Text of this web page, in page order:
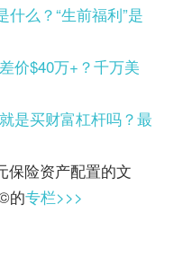
什么？“生前福利”是
价$40万+？千万美
是买财富杠杆吗？最
保险资产配置的文
的专栏>>>